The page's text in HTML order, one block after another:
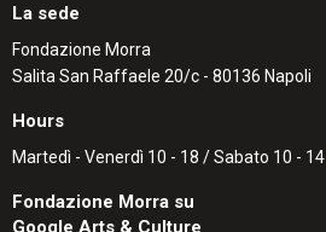
La sede
Fondazione Morra
Salita San Raffaele 20/c - 80136 Napoli
Hours
Martedì - Venerdì 10 - 18 / Sabato 10 - 14
Fondazione Morra su
Google Arts & Culture